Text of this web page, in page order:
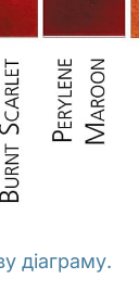
діаграму.